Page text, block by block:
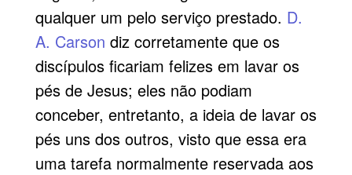
qualquer um pelo serviço prestado. D.
A. Carson diz corretamente que os
discípulos ficariam felizes em lavar os
pés de Jesus; eles não podiam
conceber, entretanto, a ideia de lavar os
pés uns dos outros, visto que essa era
uma tarefa normalmente reservada aos